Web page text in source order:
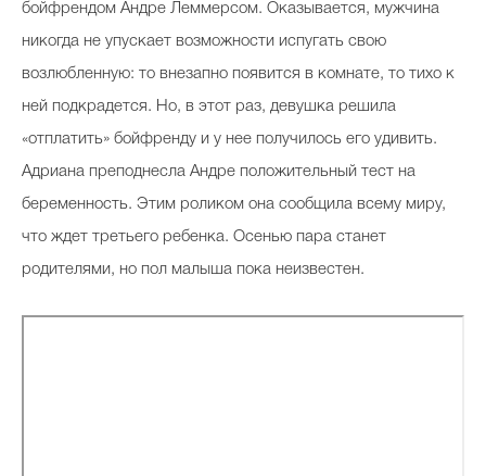
бойфрендом Андре Леммерсом. Оказывается, мужчина
никогда не упускает возможности испугать свою
возлюбленную: то внезапно появится в комнате, то тихо к
ней подкрадется. Но, в этот раз, девушка решила
«отплатить» бойфренду и у нее получилось его удивить.
Адриана преподнесла Андре положительный тест на
беременность. Этим роликом она сообщила всему миру,
что ждет третьего ребенка. Осенью пара станет
родителями, но пол малыша пока неизвестен.